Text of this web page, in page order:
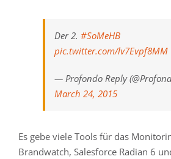
Der 2. #SoMeHB
pic.twitter.com/lv7Evpf8MM
— Profondo Reply
March 24, 2015
Es gebe viele Tools für das
Brandwatch, Salesforce Radian 6